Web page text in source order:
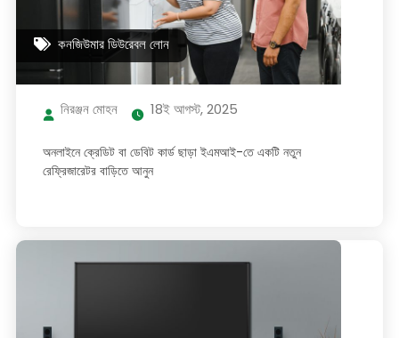
কনজিউমার ডিউরেবল লোন
নিরঞ্জন মোহন 18ই আগস্ট, 2025
অনলাইনে ক্রেডিট বা ডেবিট কার্ড ছাড়া ইএমআই-তে একটি নতুন
রেফ্রিজারেটর বাড়িতে আনুন